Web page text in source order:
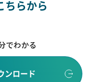
ちらから
でわかる
ンロード